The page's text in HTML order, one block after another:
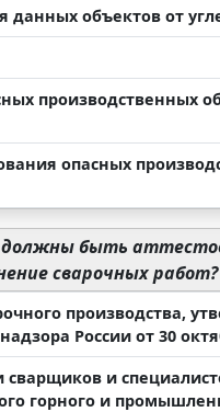
объектов от
производственных
опасных
быть
сварочных работ?
производства,
России от 30
и
горного и